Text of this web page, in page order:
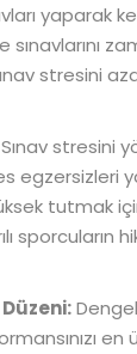
yaparak
stresini
Sınav stresini
egzersizleri
tutmak
sporcuların
en